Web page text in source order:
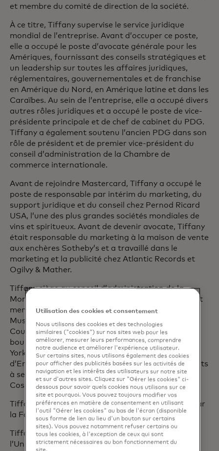
et membre du comité de direction de la société.
À ce titre, Tiffany supervise le service juridique
mondial de l’entreprise. Avant d’occuper ce poste,
elle a occupé le poste d’avocate générale pour les
Amériques, fournissant des conseils stratégiques et
un leadership sur toutes les affaires juridiques,
réglementaires, gouvernementales et de franchise
en Amérique du Nord, en Amérique latine et dans les
Caraïbes. Au sein de l’entreprise, elle a occupé divers
autres rôles juridiques et a occupé le poste de vice-
présidente principale et de chef de cabinet du PDG.
Tiffany a également soutenu l’ancien PDG dans son
rôle de président et de premier vice-président du
conseil d’administration de la Chambre de
commerce internationale.
Avant de rejoindre Mastercard, Tiffany a occupé le
poste de responsable par intérim du marketing, du
support juridique et du conseil chez Pernod Ricard
USA, l’une des plus grandes sociétés mondiales de
vins et spiritueux. Avant de devenir avocate, Tiffany
était responsable du marketing à la maison de vente
aux enchères Sotheby’s et a travaillé dans le
marketing et la publicité chez Atlantic Records et
Ogilvy & Mather.
Tiffany siège au conseil d’administration de la
Monster Beverage Corporation. Elle est également
membre du conseil d’administration du Children’s
Museum of Manhattan. Tiffany est membre du
Council on Foreign Relations et titulaire d’une
bourse David Rockefeller au Partnership for New
York City. Elle est fondatrice et propriétaire
d’Empower Cocktails, une marque de cocktails prêts
à servir qui vend et promeut l’Empower
Cosmopolitan Martini.
Tiffany a été nommée légende du droit en 2025 par
la Fondation Burton.
Tiffany est titulaire d’un baccalauréat ès arts de
l’Université Duke et d’un doctorat en droit de la
Utilisation des cookies et consentement
Nous utilisons des cookies et des technologies
similaires ("cookies") sur nos sites web pour les
améliorer, mesurer leurs performances, comprendre
notre audience et améliorer l'expérience utilisateur.
Sur certains sites, nous utilisons également des cookies
pour afficher des publicités basées sur les activités de
navigation et les intérêts des utilisateurs sur notre site
et sur d'autres sites. Cliquez sur "Gérer les cookies" ci-
dessous pour savoir quels cookies nous utilisons sur ce
site et pourquoi. Vous pouvez toujours modifier vos
préférences en matière de consentement en utilisant
l'outil "Gérer les cookies" au bas de l'écran (disponible
sous forme de lien au lieu d'un bouton sur certains
sites). Vous pouvez notamment refuser certains ou
tous les cookies, à l'exception de ceux qui sont
strictement nécessaires au bon fonctionnement du